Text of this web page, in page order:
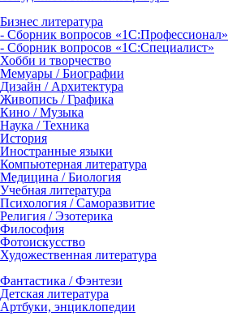
Бизнес литература
- Сборник вопросов «1С:Профессионал»
- Сборник вопросов «1С:Специалист»
Хобби и творчество
Мемуары / Биографии
Дизайн / Архитектура
Живопись / Графика
Кино / Музыка
Наука / Техника
История
Иностранные языки
Компьютерная литература
Медицина / Биология
Учебная литература
Психология / Саморазвитие
Религия / Эзотерика
Философия
Фотоискусство
Художественная литература
Фантастика / Фэнтези
Детская литература
Артбуки, энциклопедии